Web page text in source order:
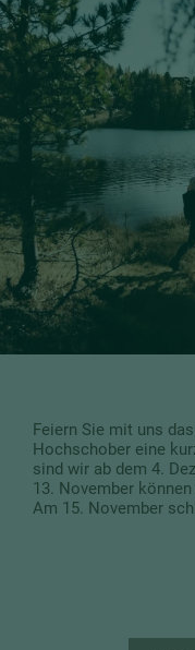
Feiern Sie mit uns
Hochschober eine
sind wir ab dem 4.
13. November
Am 15. November